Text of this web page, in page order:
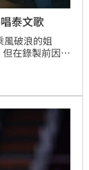
泰文歌
破浪的姐
在錄製前因為
組以及歌曲名